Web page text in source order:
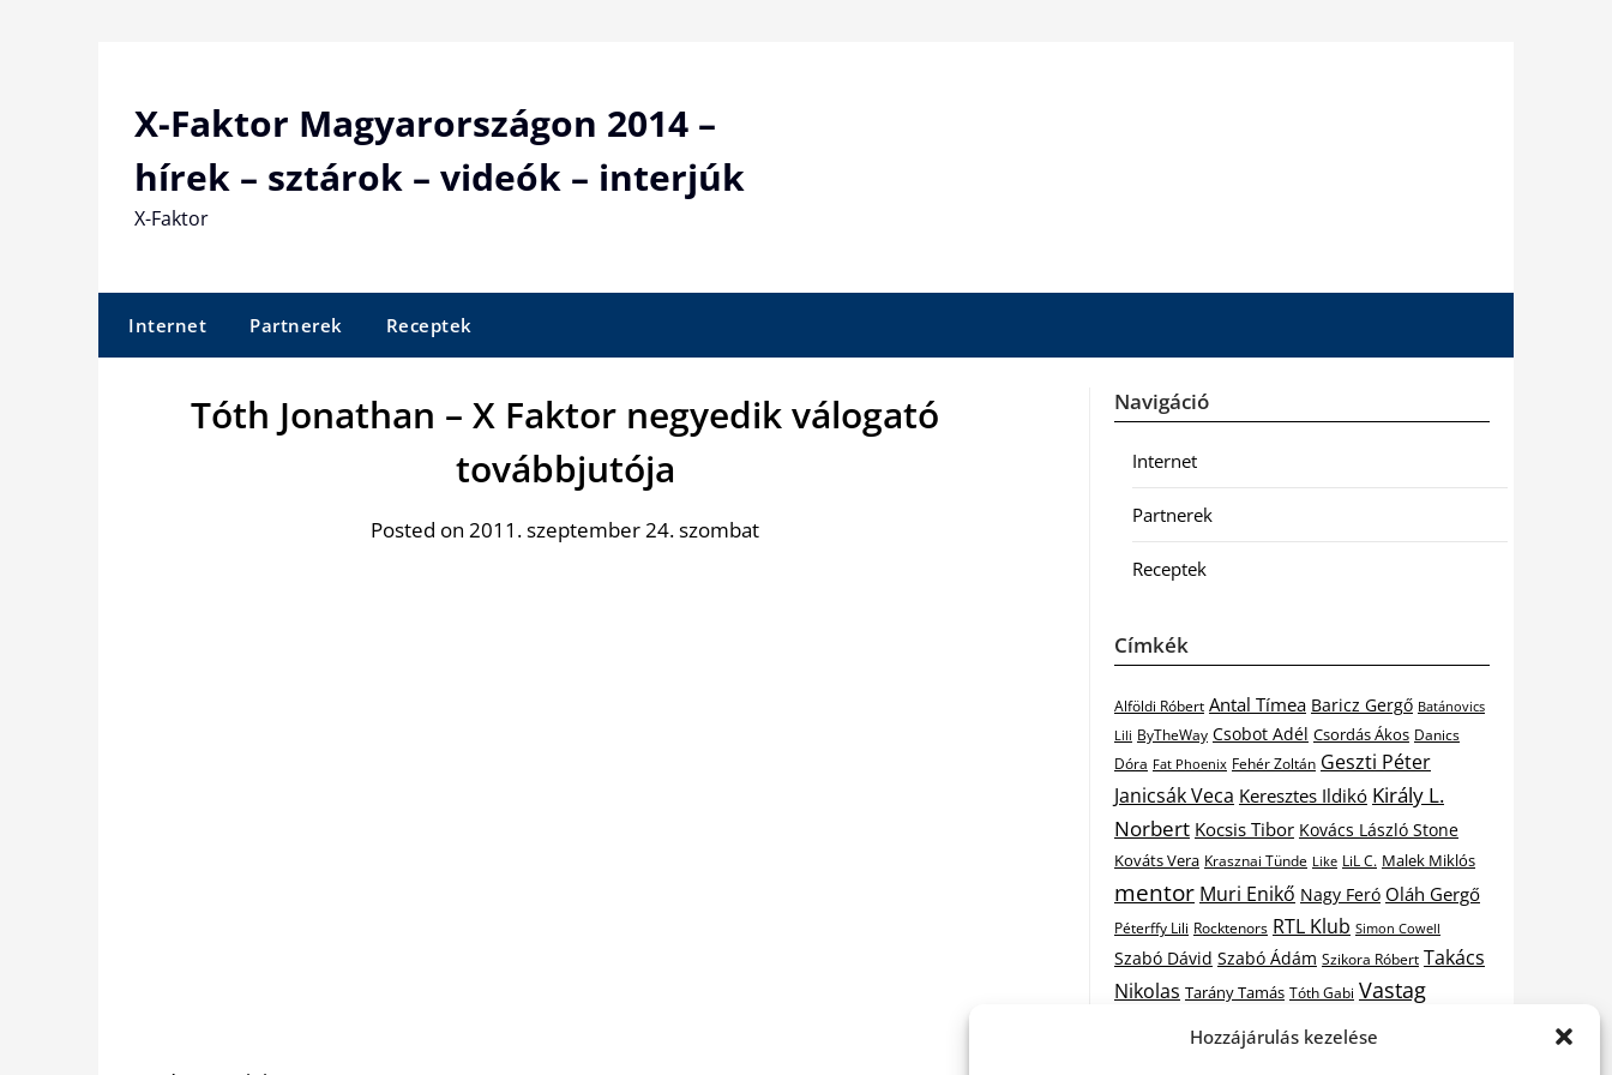
Hozzájárulás kezelése
X-Faktor Magyarországon 2014 –
hírek – sztárok – videók – interjúk
X-Faktor
Internet Partnerek Receptek
Tóth Jonathan – X Faktor negyedik válogató
továbbjutója
Posted on 2011. szeptember 24. szombat
Navigáció
Internet
Partnerek
Receptek
Címkék
Alföldi Róbert Antal Tímea Baricz Gergő Batánovics
Lili ByTheWay Csobot Adél Csordás Ákos Danics
Dóra Fat Phoenix Fehér Zoltán Geszti Péter
Janicsák Veca Keresztes Ildikó Király L.
Norbert Kocsis Tibor Kovács László Stone
Kováts Vera Krasznai Tünde Like LiL C. Malek Miklós
mentor Muri Enikő Nagy Feró Oláh Gergő
Péterffy Lili Rocktenors RTL Klub Simon Cowell
Szabó Dávid Szabó Ádám Szikora Róbert Takács
Nikolas Tarány Tamás Tóth Gabi Vastag
Vastag Tamás Wolf Kati